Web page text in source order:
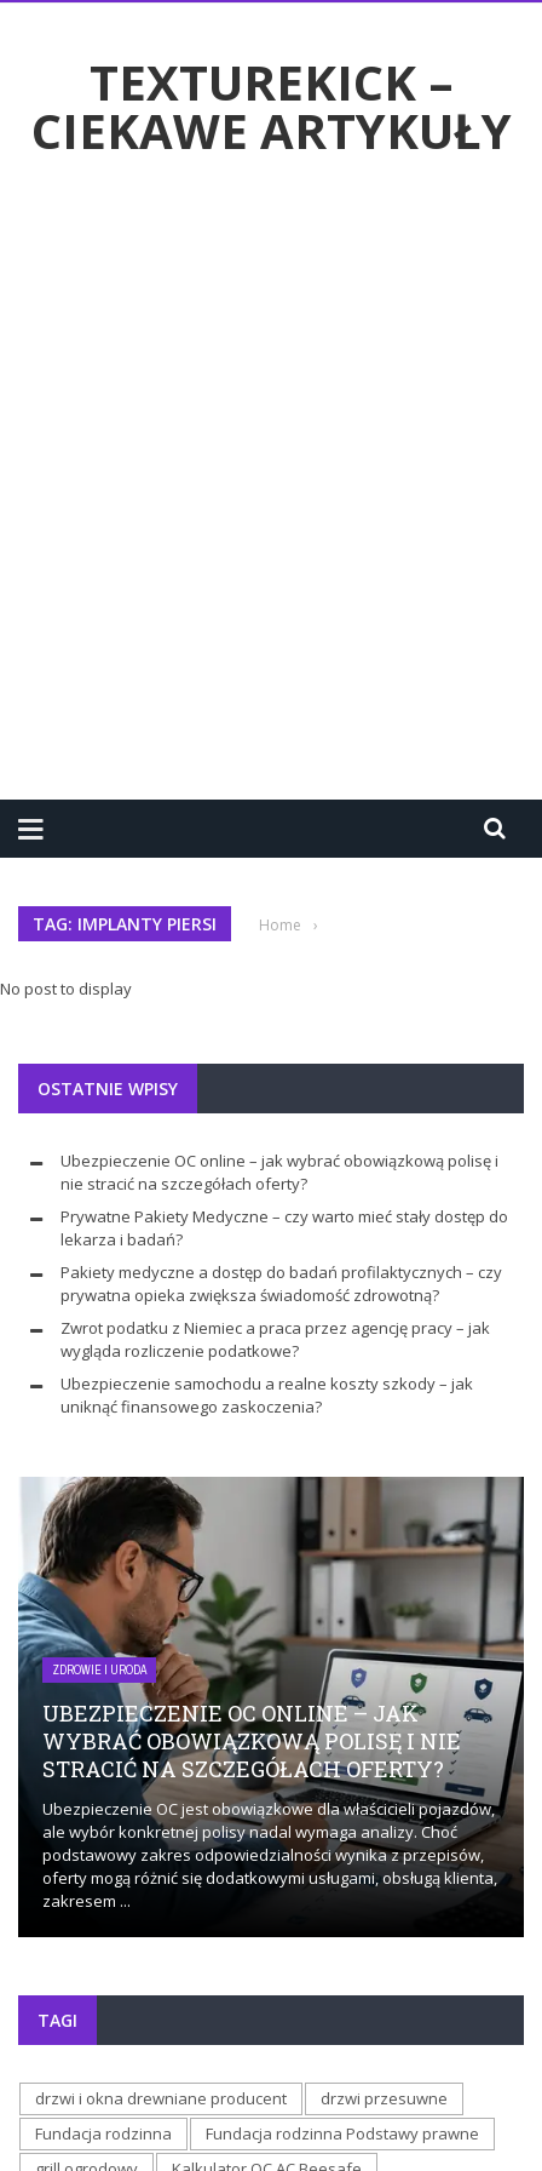
TEXTUREKICK –
CIEKAWE ARTYKUŁY
TAG: IMPLANTY PIERSI Home ›
No post to display
OSTATNIE WPISY
Ubezpieczenie OC online – jak wybrać obowiązkową polisę i
nie stracić na szczegółach oferty?
Prywatne Pakiety Medyczne – czy warto mieć stały dostęp do
lekarza i badań?
Pakiety medyczne a dostęp do badań profilaktycznych – czy
prywatna opieka zwiększa świadomość zdrowotną?
Zwrot podatku z Niemiec a praca przez agencję pracy – jak
wygląda rozliczenie podatkowe?
Ubezpieczenie samochodu a realne koszty szkody – jak
uniknąć finansowego zaskoczenia?
ZDROWIE I URODA
UBEZPIECZENIE OC ONLINE – JAK
WYBRAĆ OBOWIĄZKOWĄ POLISĘ I NIE
STRACIĆ NA SZCZEGÓŁACH OFERTY?
Ubezpieczenie OC jest obowiązkowe dla właścicieli pojazdów,
ale wybór konkretnej polisy nadal wymaga analizy. Choć
podstawowy zakres odpowiedzialności wynika z przepisów,
oferty mogą różnić się dodatkowymi usługami, obsługą klienta,
zakresem ...
TAGI
drzwi i okna drewniane producent
drzwi przesuwne
Fundacja rodzinna
Fundacja rodzinna Podstawy prawne